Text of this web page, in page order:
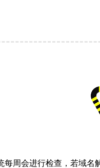
周会进行检查，若域名